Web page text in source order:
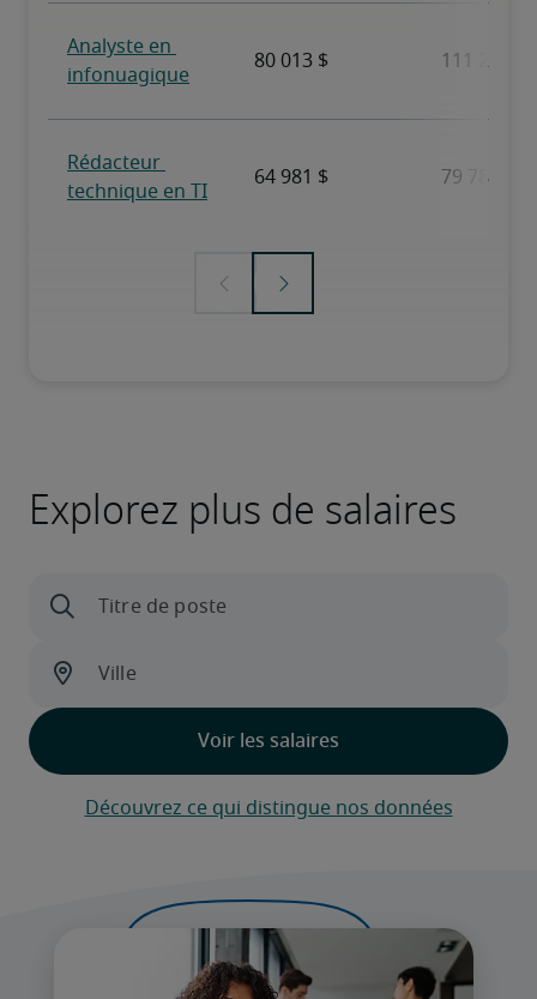
Explorez plus de salaires
Découvrez ce qui distingue nos données